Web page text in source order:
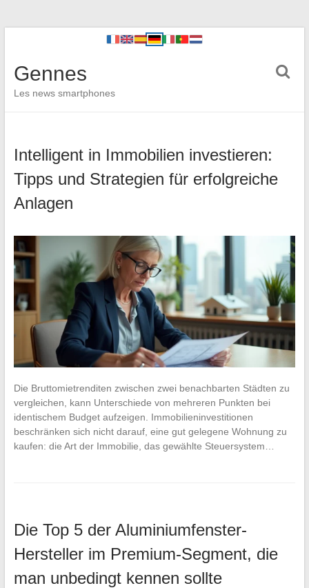
Gennes
Les news smartphones
Intelligent in Immobilien investieren:
Tipps und Strategien für erfolgreiche
Anlagen
Die Bruttomietrenditen zwischen zwei benachbarten Städten zu
vergleichen, kann Unterschiede von mehreren Punkten bei
identischem Budget aufzeigen. Immobilieninvestitionen
beschränken sich nicht darauf, eine gut gelegene Wohnung zu
kaufen: die Art der Immobilie, das gewählte Steuersystem…
Die Top 5 der Aluminiumfenster-
Hersteller im Premium-Segment, die
man unbedingt kennen sollte